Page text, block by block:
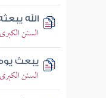
الله
السنن
يبعث
السنن